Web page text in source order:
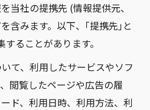
当社の提携先 (情報提供元、
含みます。以下、｢提携先｣と
ることがあります。
て、利用したサービスやソフ
閲覧したページや広告の履
ド、利用日時、利用方法、利